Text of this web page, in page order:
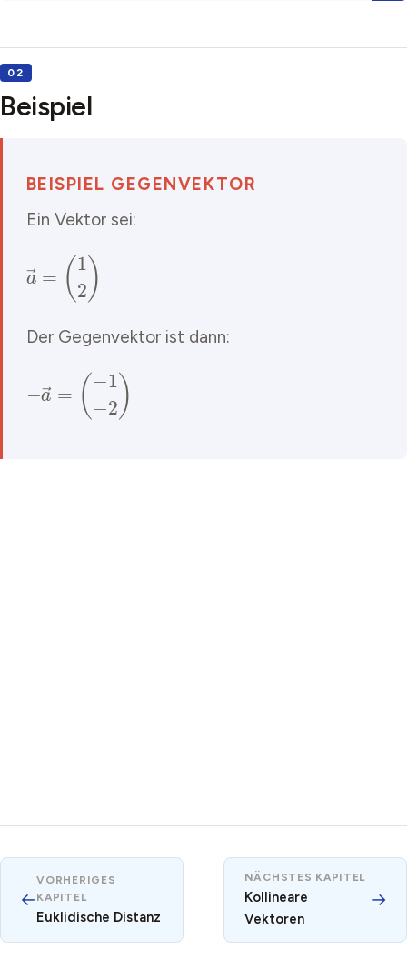
Beispiel
BEISPIEL GEGENVEKTOR
Ein Vektor sei:
Der Gegenvektor ist dann:
←
VORHERIGES
KAPITEL
Euklidische Distanz
NÄCHSTES KAPITEL
Kollineare
Vektoren
→